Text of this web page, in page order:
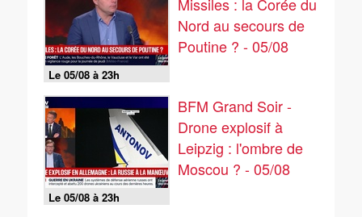
Le 05/08 à 23h
Nord au secours de
Poutine ? - 05/08
Le 05/08 à 23h
BFM Grand Soir -
Drone explosif à
Leipzig : l'ombre de
Moscou ? - 05/08